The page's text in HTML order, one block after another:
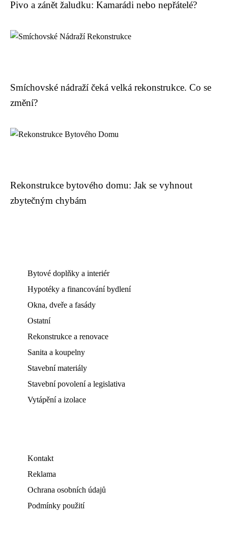
Pivo a zánět žaludku: Kamarádi nebo nepřátelé?
Smíchovské nádraží čeká velká rekonstrukce. Co se
změní?
Rekonstrukce bytového domu: Jak se vyhnout
zbytečným chybám
Bytové doplňky a interiér
Hypotéky a financování bydlení
Okna, dveře a fasády
Ostatní
Rekonstrukce a renovace
Sanita a koupelny
Stavební materiály
Stavební povolení a legislativa
Vytápění a izolace
Kontakt
Reklama
Ochrana osobních údajů
Podmínky použití